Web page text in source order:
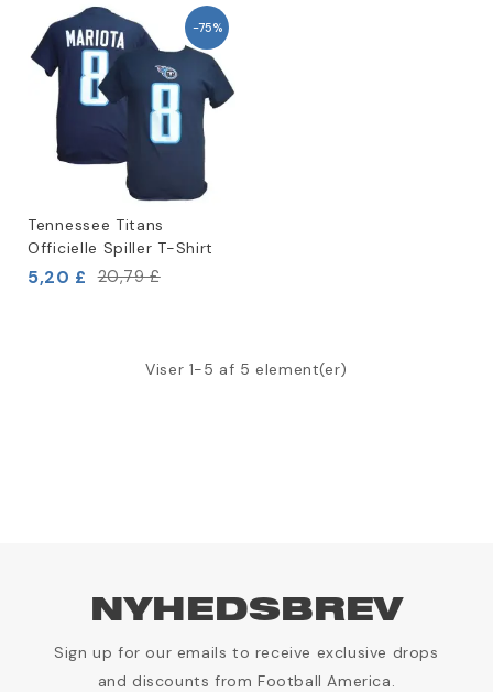
-75%
Tennessee Titans
Officielle Spiller T-Shirt
5,20 £ 20,79 £
Viser 1-5 af 5 element(er)
NYHEDSBREV
Sign up for our emails to receive exclusive drops
and discounts from Football America.